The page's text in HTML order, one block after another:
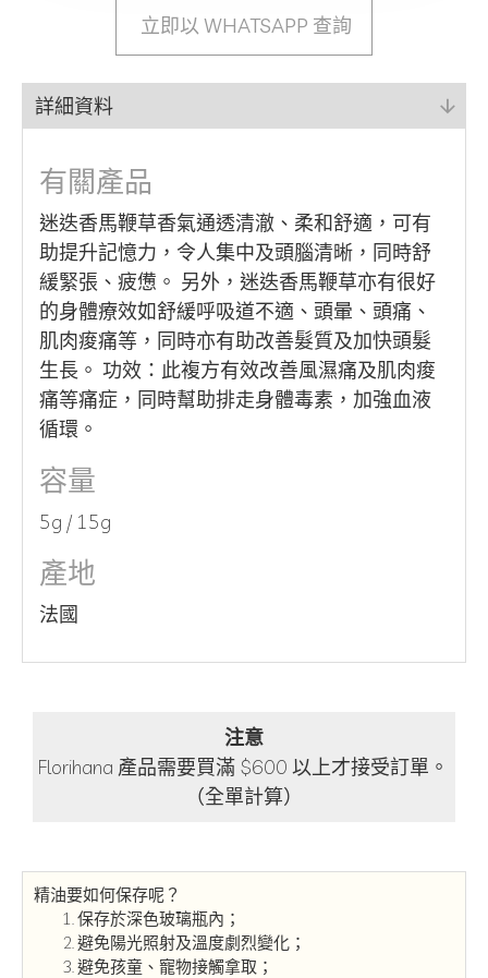
立即以 WHATSAPP 查詢
精油要如何保存呢？
保存於深色玻璃瓶內；
避免陽光照射及溫度劇烈變化；
避免孩童、寵物接觸拿取；
注意
Florihana 產品需要買滿 $600 以上才接受訂單。
（全單計算）
詳細資料
有關產品
迷迭香馬鞭草香氣通透清澈、柔和舒適，可有
助提升記憶力，令人集中及頭腦清晰，同時舒
緩緊張、疲憊。 另外，迷迭香馬鞭草亦有很好
的身體療效如舒緩呼吸道不適、頭暈、頭痛、
肌肉痠痛等，同時亦有助改善髮質及加快頭髮
生長。 功效：此複方有效改善風濕痛及肌肉痠
痛等痛症，同時幫助排走身體毒素，加強血液
循環。
容量
5g / 15g
產地
法國